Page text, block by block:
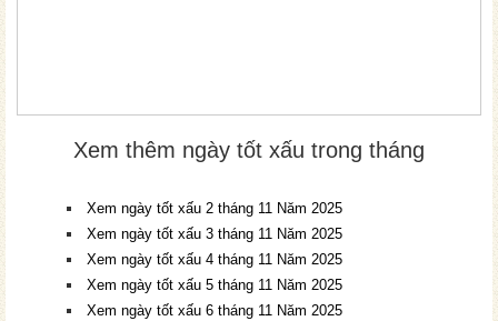
Xem thêm ngày tốt xấu trong tháng
Xem ngày tốt xấu 2 tháng 11 Năm 2025
Xem ngày tốt xấu 3 tháng 11 Năm 2025
Xem ngày tốt xấu 4 tháng 11 Năm 2025
Xem ngày tốt xấu 5 tháng 11 Năm 2025
Xem ngày tốt xấu 6 tháng 11 Năm 2025